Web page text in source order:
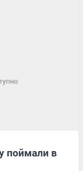
поймали в